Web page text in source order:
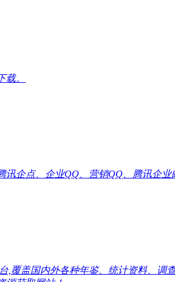
。
企点、企业QQ、营销QQ、腾讯企
覆盖国内外各种年鉴、统计资料、